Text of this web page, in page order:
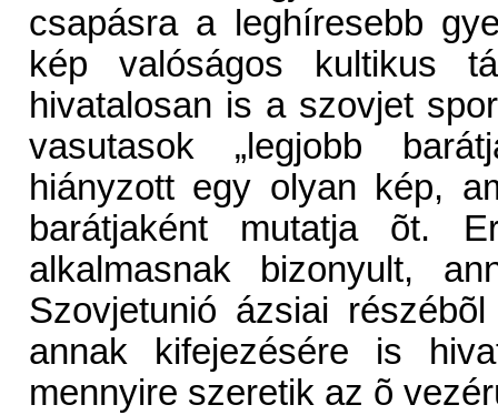
csapásra a leghíresebb
kép valóságos kultikus
hivatalosan is a szovjet
vasutasok „legjobb
hiányzott egy olyan kép,
barátjaként mutatja õt.
alkalmasnak bizonyult,
Szovjetunió ázsiai
annak kifejezésére is
mennyire szeretik az õ